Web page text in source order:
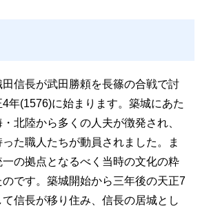
信長が武田勝頼を長篠の合戦で討
年(1576)に始まります。築城にあた
北陸から多くの人夫が徴発され、
た職人たちが動員されました。ま
の拠点となるべく当時の文化の粋
です。築城開始から三年後の天正7
信長が移り住み、信長の居城とし